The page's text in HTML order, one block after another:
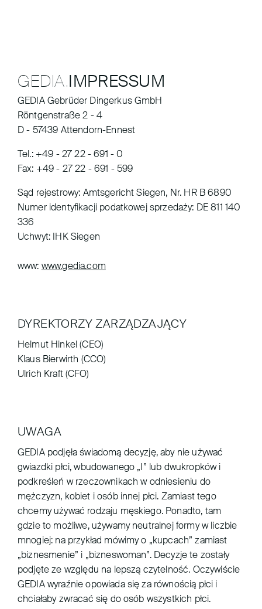
GEDIA.IMPRESSUM
GEDIA Gebrüder Dingerkus GmbH
Röntgenstraße 2 - 4
D - 57439 Attendorn-Ennest
Tel.: +49 - 27 22 - 691 - 0
Fax: +49 - 27 22 - 691 - 599
Sąd rejestrowy: Amtsgericht Siegen, Nr. HR B 6890
Numer identyfikacji podatkowej sprzedaży: DE 811 140
336
Uchwyt: IHK Siegen
www: www.gedia.com
DYREKTORZY ZARZĄDZAJĄCY
Helmut Hinkel (CEO)
Klaus Bierwirth (CCO)
Ulrich Kraft (CFO)
UWAGA
GEDIA podjęła świadomą decyzję, aby nie używać
gwiazdki płci, wbudowanego „I” lub dwukropków i
podkreśleń w rzeczownikach w odniesieniu do
mężczyzn, kobiet i osób innej płci. Zamiast tego
chcemy używać rodzaju męskiego. Ponadto, tam
gdzie to możliwe, używamy neutralnej formy w liczbie
mnogiej: na przykład mówimy o „kupcach” zamiast
„biznesmenie” i „bizneswoman”. Decyzje te zostały
podjęte ze względu na lepszą czytelność. Oczywiście
GEDIA wyraźnie opowiada się za równością płci i
chciałaby zwracać się do osób wszystkich płci.